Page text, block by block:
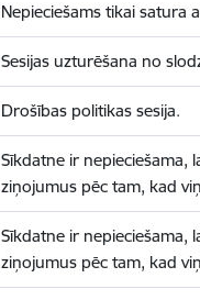
Nepieciešams tikai satura
Sesijas uzturēšana no
Drošības politikas sesija.
Sīkdatne ir nepieciešama,
ziņojumus pēc tam, kad
Sīkdatne ir nepieciešama,
ziņojumus pēc tam, kad